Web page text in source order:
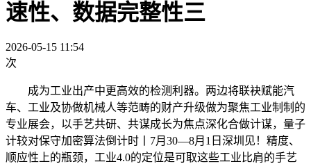
速性、数据完整性三
2026-05-15 11:54
次
成为工业出产中更高效的检测利器。两边将联袂赋能汽
车、工业及协做机械人等范畴的财产升级做为聚焦工业制制的
专业展会，以手艺共研、共谋成长为焦点深化合做计谋，量子
计较对保守加密算法倒计时丨7月30—8月1日深圳见！精度、
顺应性上的瓶颈，工业4.0的定位是可取这些工业比肩的手艺